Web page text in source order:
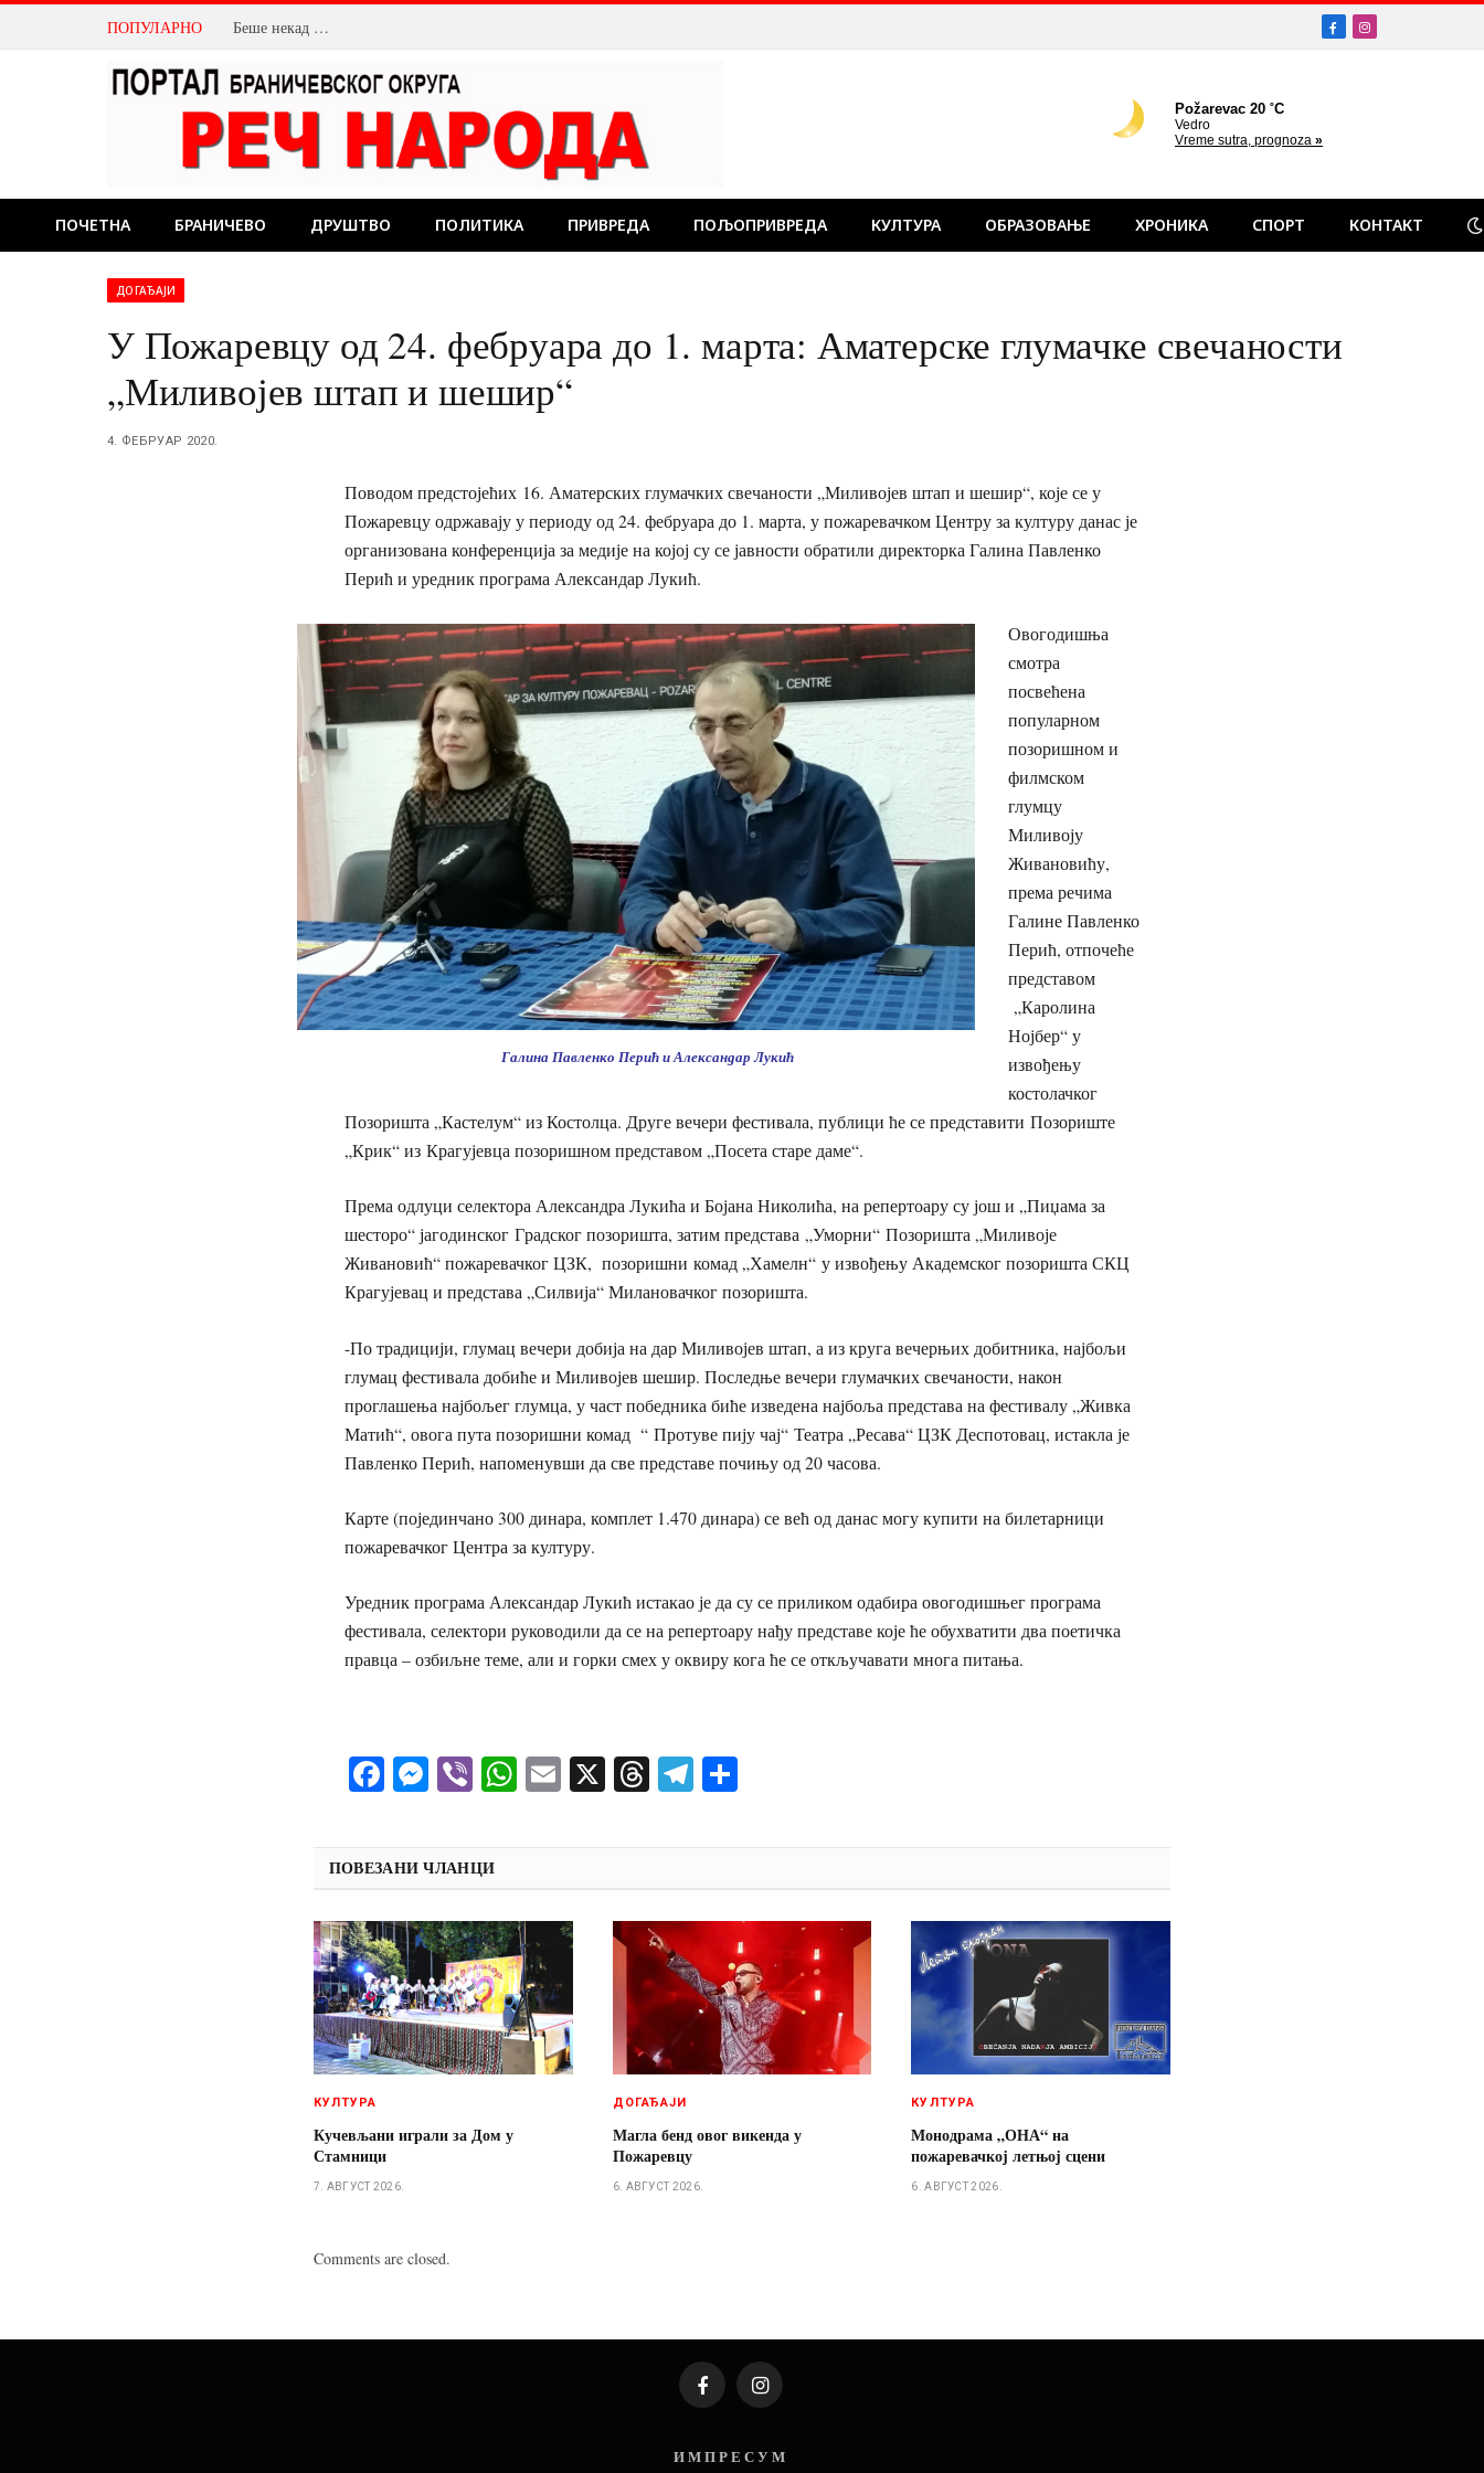
ПОПУЛАРНО Беше некад … FacebookInstagram
ПОЧЕТНА БРАНИЧЕВО ДРУШТВО ПОЛИТИКА ПРИВРЕДА ПОЉОПРИВРЕДА КУЛТУРА ОБРАЗОВАЊЕ ХРОНИКА СПОРТ КОНТАКТ
ДОГАЂАЈИ
У Пожаревцу од 24. фебруара до 1. марта: Аматерске глумачке свечаности
„Миливојев штап и шешир“
4. ФЕБРУАР 2020.
Поводом предстојећих 16. Аматерских глумачких свечаности „Миливојев штап и шешир“, које се у
Пожаревцу одржавају у периоду од 24. фебруара до 1. марта, у пожаревачком Центру за културу данас је
организована конференција за медије на којој су се јавности обратили директорка Галина Павленко
Перић и уредник програма Александар Лукић.
Галина Павленко Перић и Александар Лукић
Овогодишња
смотра
посвећена
популарном
позоришном и
филмском
глумцу
Миливоју
Живановићу,
према речима
Галине Павленко
Перић, отпочеће
представом
„Каролина
Нојбер“ у
извођењу
костолачког
Позоришта „Кастелум“ из Костолца. Друге вечери фестивала, публици ће се представити Позориште
„Крик“ из Крагујевца позоришном представом „Посета старе даме“.
Према одлуци селектора Александра Лукића и Бојана Николића, на репертоару су још и „Пиџама за
шесторо“ јагодинског Градског позоришта, затим представа „Уморни“ Позоришта „Миливоје
Живановић“ пожаревачког ЦЗК, позоришни комад „Хамелн“ у извођењу Академског позоришта СКЦ
Крагујевац и представа „Силвија“ Милановачког позоришта.
-По традицији, глумац вечери добија на дар Миливојев штап, а из круга вечерњих добитника, најбољи
глумац фестивала добиће и Миливојев шешир. Последње вечери глумачких свечаности, након
проглашења најбољег глумца, у част победника биће изведена најбоља представа на фестивалу „Живка
Матић“, овога пута позоришни комад “ Протуве пију чај“ Театра „Ресава“ЦЗК Деспотовац, истакла је
Павленко Перић, напоменувши да све представе почињу од 20 часова.
Карте (појединчано 300 динара, комплет 1.470 динара) се већ од данас могу купити на билетарници
пожаревачког Центра за културу.
Уредник програма Александар Лукић истакао је да су се приликом одабира овогодишњег програма
фестивала, селектори руководили да се на репертоару нађу представе које ће обухватити два поетичка
правца – озбиљне теме, али и горки смех у оквиру кога ће се откључавати многа питања.
Facebook
Messenger
ViberWhatsApp
Email
X ThreadsTelegram
ПОВЕЗАНИ ЧЛАНЦИ
КУЛТУРА
Кучевљани играли за Дом у
Стамници
7. АВГУСТ 2026.
ДОГАЂАЈИ
Магла бенд овог викенда у
Пожаревцу
6. АВГУСТ 2026.
КУЛТУРА
Монодрама „ОНА“ на
пожаревачкој летњој сцени
6. АВГУСТ 2026.
Comments are closed.
FacebookInstagram
И М П Р Е С У М